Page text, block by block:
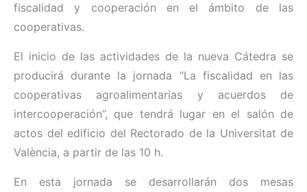
fiscalidad y cooperación en el ámbito de las
cooperativas.
El inicio de las actividades de la nueva Cátedra se
producirá durante la jornada “La fiscalidad en las
cooperativas agroalimentarias y acuerdos de
intercooperación”, que tendrá lugar en el salón de
actos del edificio del Rectorado de la Universitat de
València, a partir de las 10 h.
En esta jornada se desarrollarán dos mesas